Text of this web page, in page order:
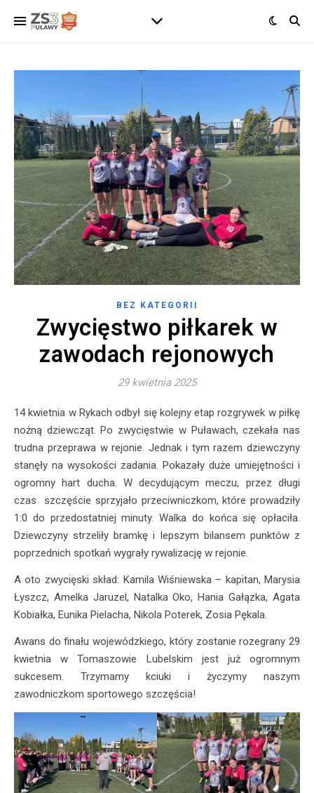
BEZ KATEGORII
Zwycięstwo piłkarek w
zawodach rejonowych
29 kwietnia 2025
14 kwietnia w Rykach odbył się kolejny etap rozgrywek w piłkę
nożną dziewcząt. Po zwycięstwie w Puławach, czekała nas
trudna przeprawa w rejonie. Jednak i tym razem dziewczyny
stanęły na wysokości zadania. Pokazały duże umiejętności i
ogromny hart ducha. W decydującym meczu, przez długi
czas szczęście sprzyjało przeciwniczkom, które prowadziły
1:0 do przedostatniej minuty. Walka do końca się opłaciła.
Dziewczyny strzeliły bramkę i lepszym bilansem punktów z
poprzednich spotkań wygrały rywalizację w rejonie.
A oto zwycięski skład: Kamila Wiśniewska – kapitan, Marysia
Łyszcz, Amelka Jaruzel, Natalka Oko, Hania Gałązka, Agata
Kobiałka, Eunika Pielacha, Nikola Poterek, Zosia Pękala.
Awans do finału wojewódzkiego, który zostanie rozegrany 29
kwietnia w Tomaszowie Lubelskim jest już ogromnym
sukcesem. Trzymamy kciuki i życzymy naszym
zawodniczkom sportowego szczęścia!